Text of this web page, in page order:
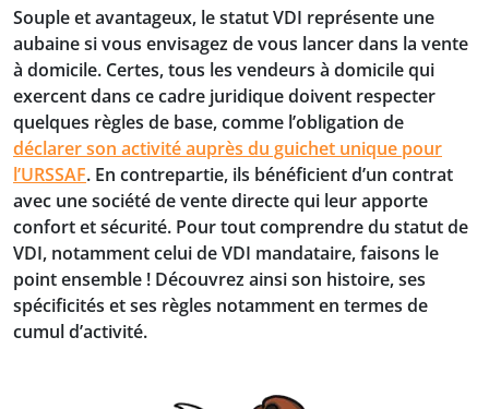
Souple et avantageux, le statut VDI représente une
aubaine si vous envisagez de vous lancer dans la vente
à domicile. Certes, tous les vendeurs à domicile qui
exercent dans ce cadre juridique doivent respecter
quelques règles de base, comme l’obligation de
déclarer son activité auprès du guichet unique pour
l’URSSAF. En contrepartie, ils bénéficient d’un contrat
avec une société de vente directe qui leur apporte
confort et sécurité. Pour tout comprendre du statut de
VDI, notamment celui de VDI mandataire, faisons le
point ensemble ! Découvrez ainsi son histoire, ses
spécificités et ses règles notamment en termes de
cumul d’activité.